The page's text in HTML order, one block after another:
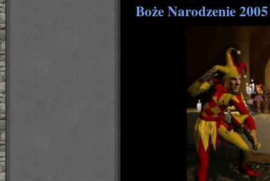
Boże Narodzenie 2005